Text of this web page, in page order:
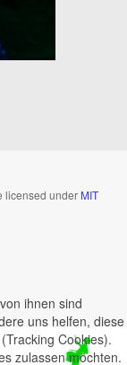
licensed under MIT
ihnen sind
uns helfen, diese
Cookies).
zulassen möchten.